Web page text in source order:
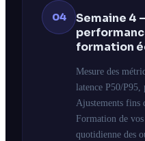
04
Semaine 4
formation
Mesure des
latence P50/P95,
Ajustements fins
Formation de
quotidienne des